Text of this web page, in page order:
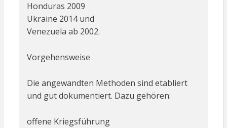
Honduras 2009
Ukraine 2014 und
Venezuela ab 2002.
Vorgehensweise
Die angewandten Methoden sind etabliert
und gut dokumentiert. Dazu gehören:
offene Kriegsführung